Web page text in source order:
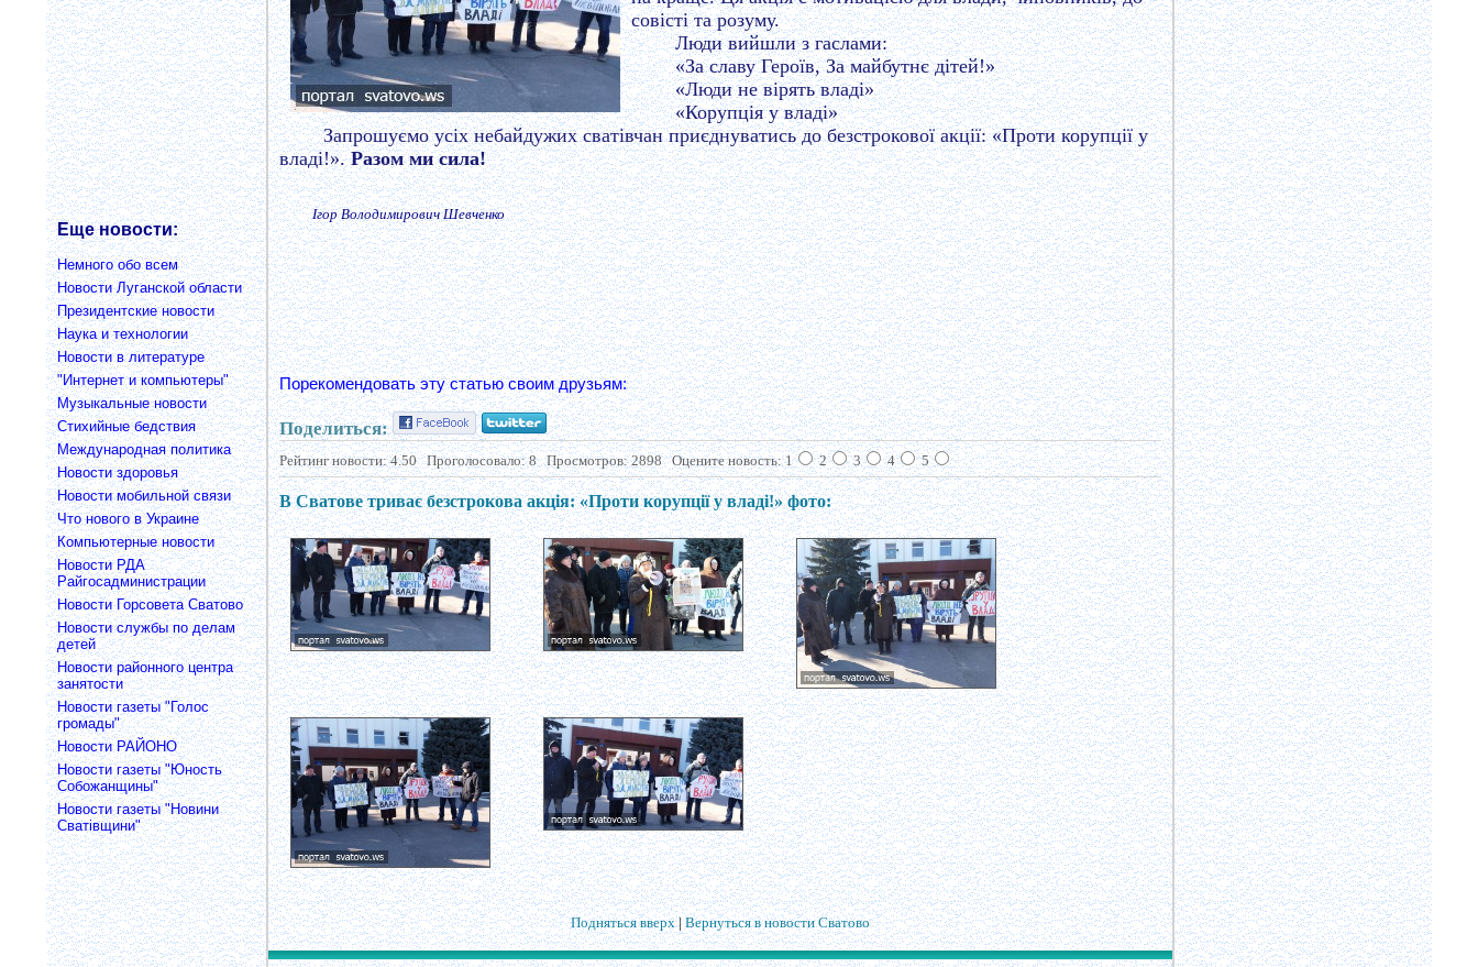
Еще новости:
Немного обо всем
Новости Луганской области
Президентские новости
Наука и технологии
Новости в литературе
"Интернет и компьютеры"
Музыкальные новости
Cтихийные бедствия
Международная политика
Новости здоровья
Новости мобильной связи
Что нового в Украине
Компьютерные новости
Новости РДА
Райгосадминистрации
Новости Горсовета Сватово
Новости службы по делам
детей
Новости районного центра
занятости
Новости газеты "Голос
громады"
Новости РАЙОНО
Новости газеты "Юность
Собожанщины"
Новости газеты "Новини
Сватівщини"
совісті та розуму.
Люди вийшли з гаслами:
«За славу Героїв, За майбутнє дітей!»
«Люди не вірять владі»
«Корупція у владі»
Запрошуємо усіх небайдужих сватівчан приєднуватись до безстрокової акції: «Проти корупції у
владі!».Разом ми сила!
Ігор Володимирович Шевченко
Порекомендовать эту статью своим друзьям:
Поделиться:
Рейтинг новости:4.50 Проголосовало:8 Просмотров: 2898 Оцените новость: 1 2 3 4 5
В Сватове триває безстрокова акція: «Проти корупції у владі!» фото:
Подняться вверх|Вернуться в новости Сватово